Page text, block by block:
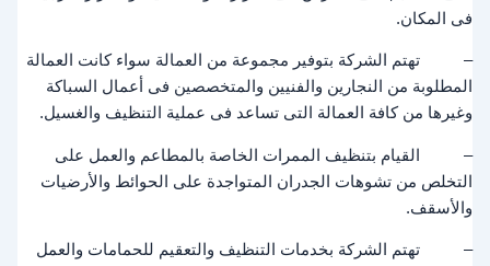
فى المكان.
– تهتم الشركة بتوفير مجموعة من العمالة سواء كانت العمالة
المطلوبة من النجارين والفنيين والمتخصصين فى أعمال السباكة
وغيرها من كافة العمالة التى تساعد فى عملية التنظيف والغسيل.
– القيام بتنظيف الممرات الخاصة بالمطاعم والعمل على
التخلص من تشوهات الجدران المتواجدة على الحوائط والأرضيات
والأسقف.
– تهتم الشركة بخدمات التنظيف والتعقيم للحمامات والعمل